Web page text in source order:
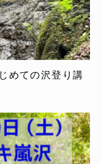
めての沢登り講